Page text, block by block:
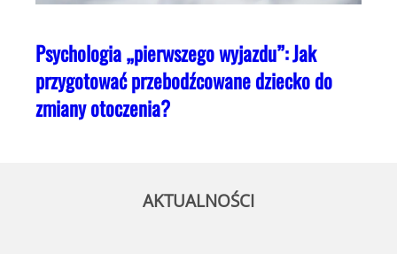
Psychologia „pierwszego wyjazdu”: Jak
przygotować przebodźcowane dziecko do
zmiany otoczenia?
AKTUALNOŚCI